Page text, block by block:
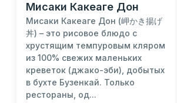
Мисаки Какеаге Дон
Мисаки Какеаге Дон (岬かき揚げ
丼) – это рисовое блюдо с
хрустящим темпуровым кляром
из 100% свежих маленьких
креветок (джако-эби), добытых
в бухте Бузенкай. Только
рестораны, од...